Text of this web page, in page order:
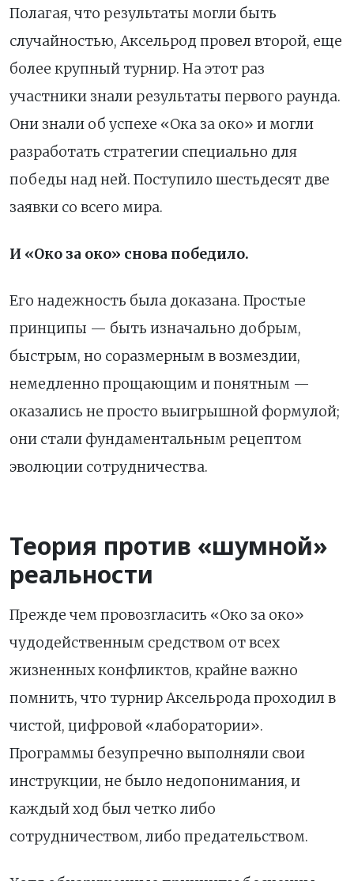
Полагая, что результаты могли быть
случайностью, Аксельрод провел второй, еще
более крупный турнир. На этот раз
участники знали результаты первого раунда.
Они знали об успехе «Ока за око» и могли
разработать стратегии специально для
победы над ней. Поступило шестьдесят две
заявки со всего мира.
И «Око за око» снова победило.
Его надежность была доказана. Простые
принципы — быть изначально добрым,
быстрым, но соразмерным в возмездии,
немедленно прощающим и понятным —
оказались не просто выигрышной формулой;
они стали фундаментальным рецептом
эволюции сотрудничества.
Теория против «шумной»
реальности
Прежде чем провозгласить «Око за око»
чудодейственным средством от всех
жизненных конфликтов, крайне важно
помнить, что турнир Аксельрода проходил в
чистой, цифровой «лаборатории».
Программы безупречно выполняли свои
инструкции, не было недопонимания, и
каждый ход был четко либо
сотрудничеством, либо предательством.